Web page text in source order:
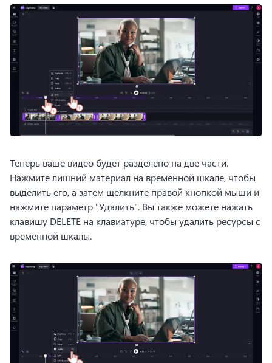
Нажмите лишний материал на временной шкале, чтобы
выделить его, а затем щелкните правой кнопкой мыши и
нажмите параметр "Удалить". Вы также можете нажать
клавишу DELETE на клавиатуре, чтобы удалить ресурсы с
временной шкалы.